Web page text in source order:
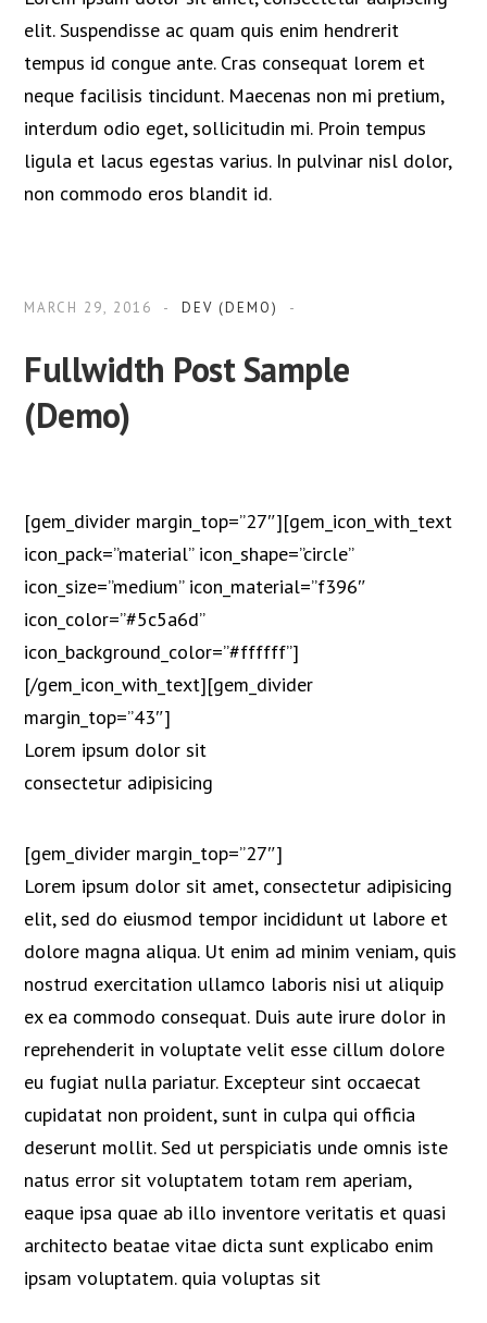
elit. Suspendisse ac quam quis enim hendrerit
tempus id congue ante. Cras consequat lorem et
neque facilisis tincidunt. Maecenas non mi pretium,
interdum odio eget, sollicitudin mi. Proin tempus
ligula et lacus egestas varius. In pulvinar nisl dolor,
non commodo eros blandit id.
MARCH 29, 2016 DEV (DEMO)
Fullwidth Post Sample
(Demo)
[gem_divider margin_top=”27″][gem_icon_with_text
icon_pack=”material” icon_shape=”circle”
icon_size=”medium” icon_material=”f396″
icon_color=”#5c5a6d”
icon_background_color=”#ffffff”]
[/gem_icon_with_text][gem_divider
margin_top=”43″]
Lorem ipsum dolor sit
consectetur adipisicing
[gem_divider margin_top=”27″]
Lorem ipsum dolor sit amet, consectetur adipisicing
elit, sed do eiusmod tempor incididunt ut labore et
dolore magna aliqua. Ut enim ad minim veniam, quis
nostrud exercitation ullamco laboris nisi ut aliquip
ex ea commodo consequat. Duis aute irure dolor in
reprehenderit in voluptate velit esse cillum dolore
eu fugiat nulla pariatur. Excepteur sint occaecat
cupidatat non proident, sunt in culpa qui officia
deserunt mollit. Sed ut perspiciatis unde omnis iste
natus error sit voluptatem totam rem aperiam,
eaque ipsa quae ab illo inventore veritatis et quasi
architecto beatae vitae dicta sunt explicabo enim
ipsam voluptatem. quia voluptas sit